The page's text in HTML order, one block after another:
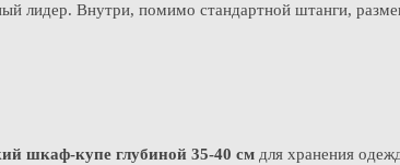
лидер. Внутри, помимо стандартной штанги,
шкаф-купе глубиной 35-40 см для хранения